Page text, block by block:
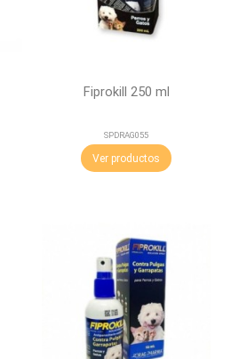
Fiprokill 250 ml
SPDRAG055
Ver productos